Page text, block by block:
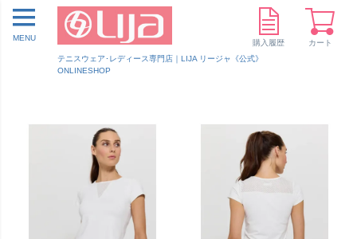
テニスウェア･レディース専門店｜LIJA リージャ《公式》
ONLINESHOP
MENU
購入履歴 カート